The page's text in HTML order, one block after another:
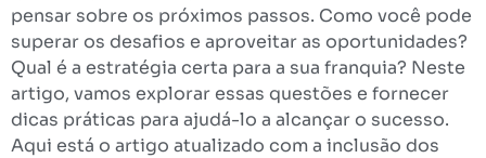
pensar sobre os próximos passos. Como você pode
superar os desafios e aproveitar as oportunidades?
Qual é a estratégia certa para a sua franquia? Neste
artigo, vamos explorar essas questões e fornecer
dicas práticas para ajudá-lo a alcançar o sucesso.
Aqui está o artigo atualizado com a inclusão dos